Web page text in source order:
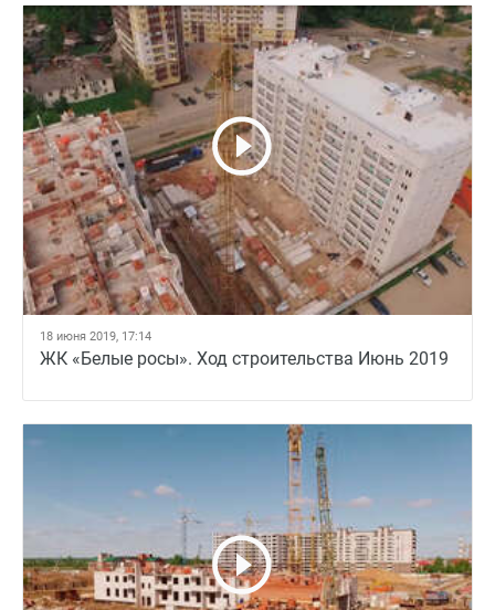
18 июня 2019, 17:14
ЖК «Белые росы». Ход строительства Июнь 2019